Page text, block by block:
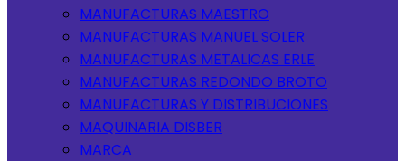
MANUFACTURAS MAESTRO
MANUFACTURAS MANUEL SOLER
MANUFACTURAS METALICAS ERLE
MANUFACTURAS REDONDO BROTO
MANUFACTURAS Y DISTRIBUCIONES
MAQUINARIA DISBER
MARCA